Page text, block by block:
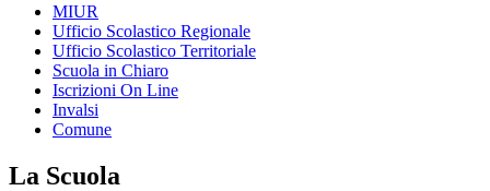
MIUR
Ufficio Scolastico Regionale
Ufficio Scolastico Territoriale
Scuola in Chiaro
Iscrizioni On Line
Invalsi
Comune
La Scuola